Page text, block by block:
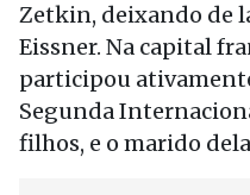
Zetkin, deixando de
Eissner. Na capital
participou
Segunda
filhos, e o marido